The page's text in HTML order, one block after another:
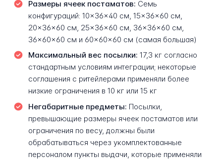
Размеры ячеек постаматов: Семь
конфигураций: 10×36×40 см, 15×36×60 см,
20×36×60 см, 25×36×60 см, 36×36×60 см,
36×60×60 см и 60×60×60 см (самая большая)
Максимальный вес посылки: 17,3 кг согласно
стандартным условиям интеграции; некоторые
соглашения с ритейлерами применяли более
низкие ограничения в 10 кг или 15 кг
Негабаритные предметы: Посылки,
превышающие размеры ячеек постаматов или
ограничения по весу, должны были
обрабатываться через укомплектованные
персоналом пункты выдачи, которые применяли